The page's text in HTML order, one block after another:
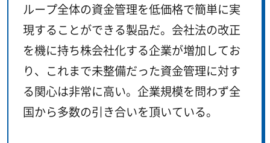
ループ全体の資金管理を低価格で簡単に実
現することができる製品だ。会社法の改正
を機に持ち株会社化する企業が増加してお
り、これまで未整備だった資金管理に対す
る関心は非常に高い。企業規模を問わず全
国から多数の引き合いを頂いている。